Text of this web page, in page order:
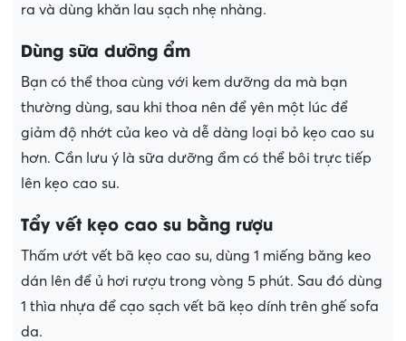
ra và dùng khăn lau sạch nhẹ nhàng.
Dùng sữa dưỡng ẩm
Bạn có thể thoa cùng với kem dưỡng da mà bạn
thường dùng, sau khi thoa nên để yên một lúc để
giảm độ nhớt của keo và dễ dàng loại bỏ kẹo cao su
hơn. Cần lưu ý là sữa dưỡng ẩm có thể bôi trực tiếp
lên kẹo cao su.
Tẩy vết kẹo cao su bằng rượu
Thấm ướt vết bã kẹo cao su, dùng 1 miếng băng keo
dán lên để ủ hơi rượu trong vòng 5 phút. Sau đó dùng
1 thìa nhựa để cạo sạch vết bã kẹo dính trên ghế sofa
da.